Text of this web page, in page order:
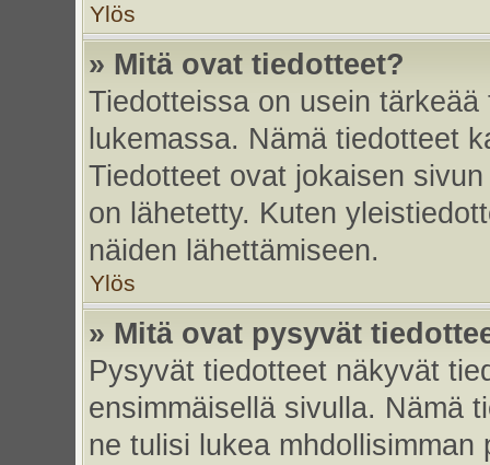
Ylös
» Mitä ovat tiedotteet?
Tiedotteissa on usein
lukemassa. Nämä tiedotteet
Tiedotteet ovat jokaisen
on lähetetty. Kuten
näiden lähettämiseen.
Ylös
» Mitä ovat pysyvät
Pysyvät tiedotteet näkyvät
ensimmäisellä sivulla. Nämä
ne tulisi lukea